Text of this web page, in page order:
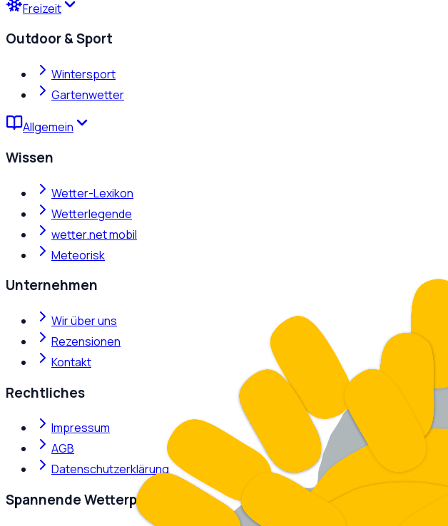
Freizeit
Outdoor & Sport
Wintersport
Gartenwetter
Allgemein
Wissen
Wetter-Lexikon
Wetterlegende
wetter.net mobil
Meteorisk
Unternehmen
Wir über uns
Rezensionen
Kontakt
Rechtliches
Impressum
AGB
Datenschutzerklärung
Spannende Wetterphänomene